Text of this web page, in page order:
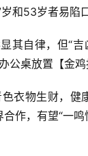
和53岁者易陷
其自律，但“
公桌放置【金鸡
衣物生财，健
作，有望“一鸣